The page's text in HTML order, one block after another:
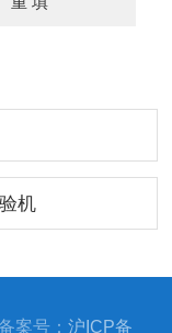
机
案号：沪ICP备